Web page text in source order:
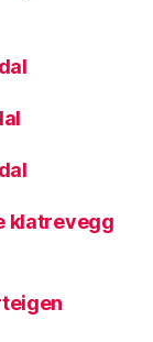
klatrevegg